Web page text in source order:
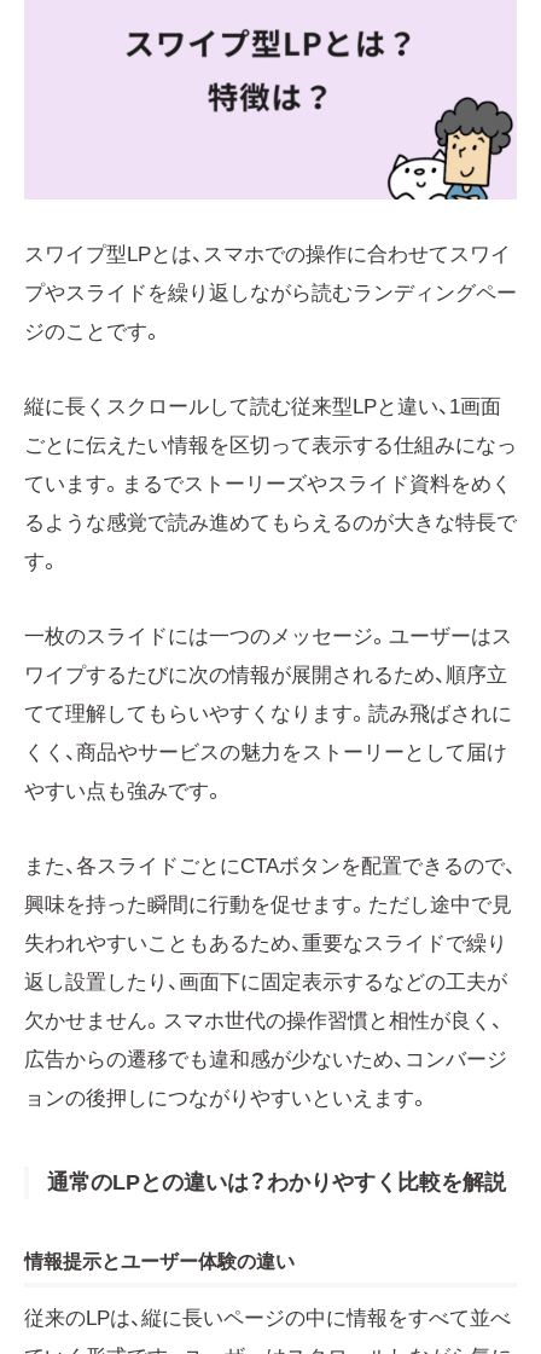
スワイプ型LPとは、スマホでの操作に合わせてスワイ
プやスライドを繰り返しながら読むランディングペー
ジのことです。
縦に長くスクロールして読む従来型LPと違い、1画面
ごとに伝えたい情報を区切って表示する仕組みになっ
ています。まるでストーリーズやスライド資料をめく
るような感覚で読み進めてもらえるのが大きな特長で
す。
一枚のスライドには一つのメッセージ。ユーザーはス
ワイプするたびに次の情報が展開されるため、順序立
てて理解してもらいやすくなります。読み飛ばされに
くく、商品やサービスの魅力をストーリーとして届け
やすい点も強みです。
また、各スライドごとにCTAボタンを配置できるので、
興味を持った瞬間に行動を促せます。ただし途中で見
失われやすいこともあるため、重要なスライドで繰り
返し設置したり、画面下に固定表示するなどの工夫が
欠かせません。スマホ世代の操作習慣と相性が良く、
広告からの遷移でも違和感が少ないため、コンバージ
ョンの後押しにつながりやすいといえます。
通常のLPとの違いは？わかりやすく比較を解説
情報提示とユーザー体験の違い
従来のLPは、縦に長いページの中に情報をすべて並べ